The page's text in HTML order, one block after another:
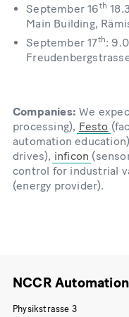
September 16th
Main Building,
September 17th:
Companies: We
processing), Festo
automation
drives), inficon
control for industrial
(energy provider).
NCCR Automation
Physikstrasse 3